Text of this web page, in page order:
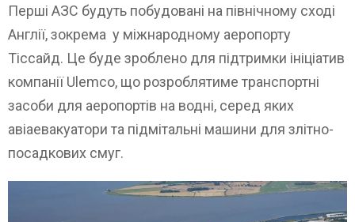
Перші АЗС будуть побудовані на північному сході
Англії, зокрема у міжнародному аеропорту
Тіссайд. Це буде зроблено для підтримки ініціатив
компанії Ulemco, що розроблятиме транспортні
засоби для аеропортів на водні, серед яких
авіаевакуатори та підмітальні машини для злітно-
посадкових смуг.